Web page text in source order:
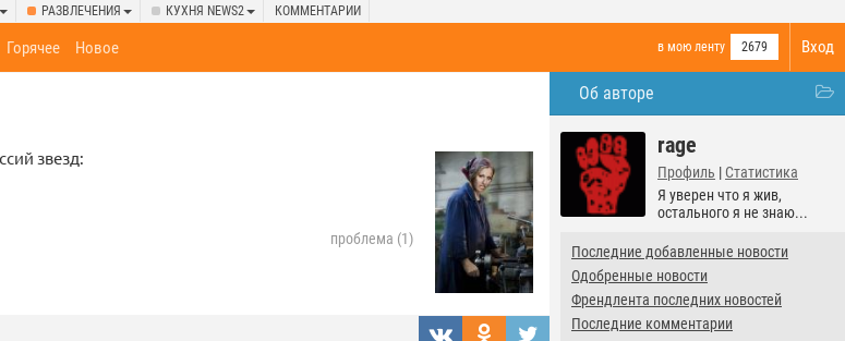
РАЗВЛЕЧЕНИЯ КУХНЯ NEWS2 КОММЕНТАРИИ
Вход
в мою ленту 2679
Горячее Новое
Об авторе
rage
Профиль | Статистика
Я уверен что я жив,
остального я не знаю...
Последние добавленные новости
Одобренные новости
Френдлента последних новостей
Последние комментарии
звезд:
проблема (1)